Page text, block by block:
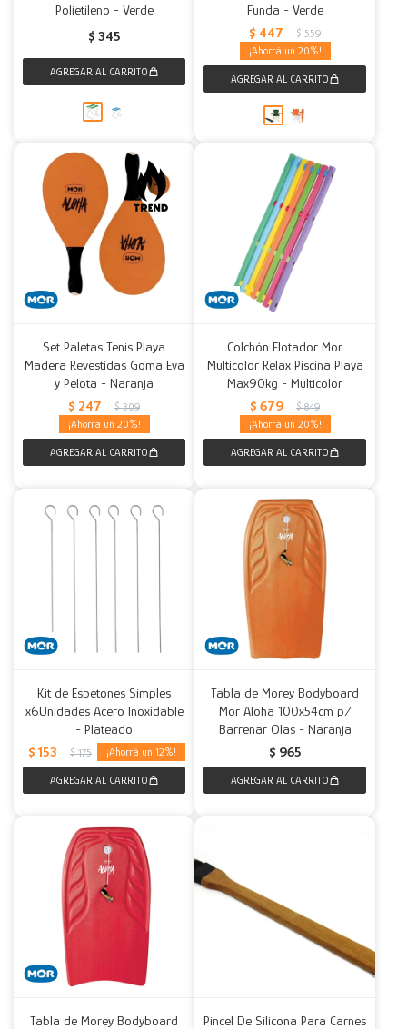
Polietileno - Verde
$ 345
Funda - Verde
$ 447 $ 559
20
Set Paletas Tenis Playa
Madera Revestidas Goma Eva
y Pelota - Naranja
$ 247 $ 309
20
Colchón Flotador Mor
Multicolor Relax Piscina Playa
Max90kg - Multicolor
$ 679 $ 849
20
Kit de Espetones Simples
x6Unidades Acero Inoxidable
- Plateado
$ 153 $ 175 12
Tabla de Morey Bodyboard
Mor Aloha 100x54cm p/
Barrenar Olas - Naranja
$ 965
Tabla de Morey Bodyboard
Pincel De Silicona Para Carnes